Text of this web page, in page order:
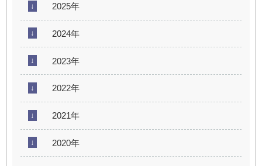
2025年
2024年
2023年
2022年
2021年
2020年